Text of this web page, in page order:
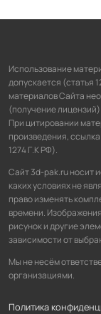
Использование
допускается (статья
материалов Сайта
(получение
При цитировании
произведения, ссылка
1274 Г.К РФ).
Сайт 3d-pak.ru носит
каких условиях не
право изменять
времени.
рисунок и другие
зависимости от
Мы не несём
организациями.
Политика